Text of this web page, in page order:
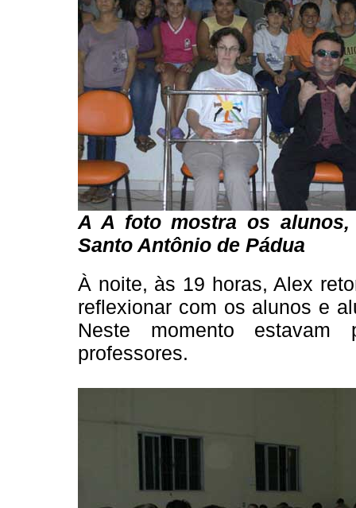
A A foto mostra os
Santo Antônio de Pádua
À noite, às 19 horas, Alex
reflexionar com os alunos e
Neste momento
professores.